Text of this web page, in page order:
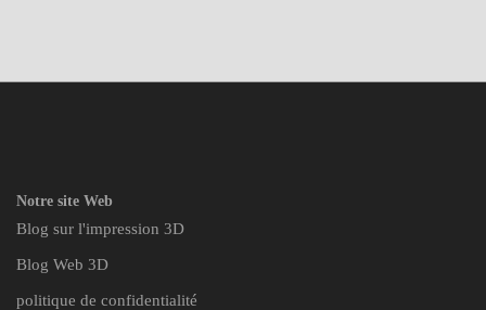
Notre site Web
Blog sur l'impression 3D
Blog Web 3D
politique de confidentialité